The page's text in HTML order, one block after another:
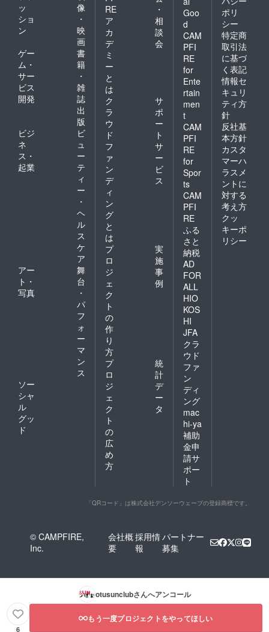
ッ
ショ
ン
像
・
映
画
ゲー
ム・
サー
ビス
開発
書
籍
・
雑
誌
出
版
ビジ
ネ
ス・
起業
ビ
ュ
ー
テ
ィ
ー
・
ヘ
ル
ス
ケ
ア
アー
ト・
写真
舞
台
・
パ
フ
ォ
ー
マ
ン
ス
ソー
シャ
ル
グッ
ド
RE
ア
カ
デ
ミ
ー
と
は
・
相
談
会
ク
ラ
ウ
ド
フ
ァ
ン
デ
ィ
ン
グ
と
は
サ
ポ
ー
ト
サ
ー
ビ
ス
プ
ロ
ジ
ェ
ク
ト
の
作
り
方
実
施
事
例
プ
ロ
ジ
ェ
ク
ト
の
広
め
方
統
計
デ
ー
タ
Goo
d
CAM
PFI
RE
for
Ente
rtain
men
t
CAM
PFI
RE
for
Spor
ts
CAM
PFI
RE
ふる
さと
納税
AD
FOR
ALL
HIO
KOS
HI
JFA
クラ
ウド
ファ
ン
ディ
ング
mac
hi-ya
補助
金申
請サ
ポー
ト
ポリ
シー
特定商
取引法
に基づ
く表記
情報セ
キュリ
ティ方
針
反社基
本方針
カスタ
マーハ
ラスメ
ントに
対する
考え方
クッ
キーポ
リシー
「QRコード」は株式会社デンソーウェーブの登録商標です。
© CAMPFIRE,
Inc.
会社概
要
採用情
報
パートナー
募集
otusunclubさんへアンコール
6
もう一度プロジェクトをやってほしい